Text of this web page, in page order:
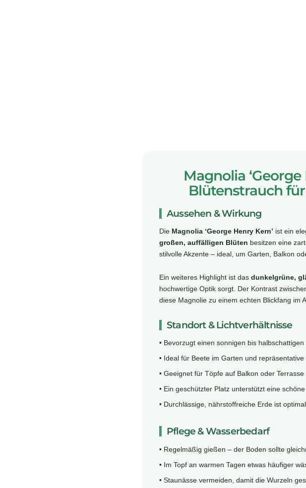
Magnolia
Blütenstrauch für
Aussehen & Wirkung
Die Magnolia ‘George Henry Kern’ ist ein
großen, auffälligen Blüten besitzen eine
stilvolle Akzente – ideal, um Garten, Balkon
Ein weiteres Highlight ist das dunkelgrüne,
hochwertige Optik sorgt. Der Kontrast
diese Magnolie zu einem echten Blickfang im
Standort & Lichtverhältnisse
• Bevorzugt einen sonnigen bis halbschattigen
• Ideal für Beete im Garten und repräsentative
• Geeignet für Töpfe auf Balkon oder Terrasse
• Ein geschützter Platz unterstützt eine
• Durchlässige, nährstoffreiche Erde ist optimal
Pflege & Wasserbedarf
• Regelmäßig gießen – der Boden sollte
• Im Topf an warmen Tagen etwas häufiger
• Staunässe vermeiden, damit die Wurzeln